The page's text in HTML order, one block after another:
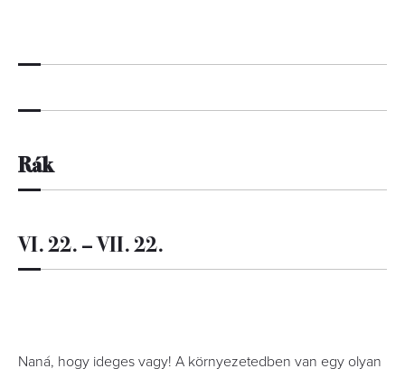
Rák
VI. 22. – VII. 22.
Naná, hogy ideges vagy! A környezetedben van egy olyan